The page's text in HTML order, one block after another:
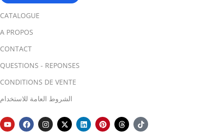
CATALOGUE
A PROPOS
CONTACT
QUESTIONS - REPONSES
CONDITIONS DE VENTE
الشروط العامة للاستخدام